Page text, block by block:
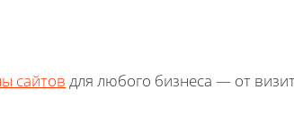
сайтов для любого бизнеса — от